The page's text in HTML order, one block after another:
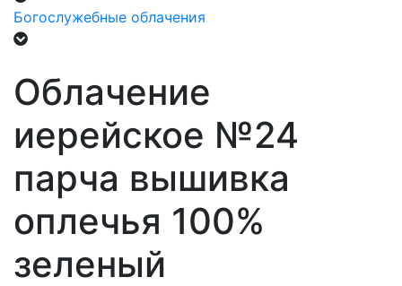
Богослужебные облачения
Облачение
иерейское №24
парча вышивка
оплечья 100%
зеленый